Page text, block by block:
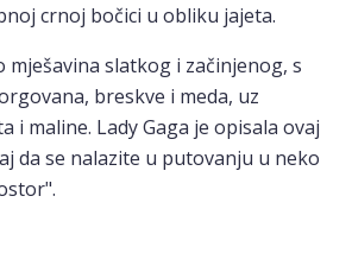
crnoj bočici u obliku jajeta.
mješavina slatkog i začinjenog, s
breskve i meda, uz
i maline. Lady Gaga je opisala ovaj
da se nalazite u putovanju u neko